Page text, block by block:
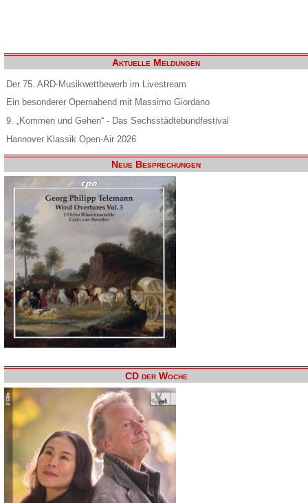
Aktuelle Meldungen
Der 75. ARD-Musikwettbewerb im Livestream
Ein besonderer Opernabend mit Massimo Giordano
9. „Kommen und Gehen“ - Das Sechsstädtebundfestival
Hannover Klassik Open-Air 2026
Neue Besprechungen
CD der Woche